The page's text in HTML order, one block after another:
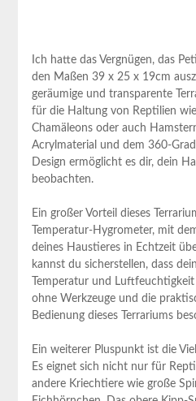
Ich hatte das Vergnügen, das
den Maßen 39 x 25 x 19cm
geräumige und transparente
für die Haltung von Reptilien
⁤Chamäleons oder auch
‌Acrylmaterial und dem 360-
Design ermöglicht es ‍dir, dein
beobachten.
Ein großer Vorteil dieses
Temperatur-Hygrometer, mit
⁢deines Haustieres in Echtzeit
‌kannst du sicherstellen, dass
Temperatur und‌
ohne Werkzeuge und⁣ die
Bedienung dieses⁤ Terrariums
Ein weiterer Pluspunkt ist die
Es⁢ eignet sich nicht nur für
andere Kriechtiere​ wie große